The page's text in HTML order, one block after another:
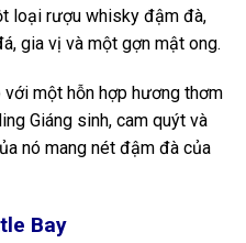
loại rượu whisky đậm đà,
gia vị và một gợn mật ong.
với một hỗn hợp hương thơm
Giáng sinh, cam quýt và
nó mang nét đậm đà của
Bay